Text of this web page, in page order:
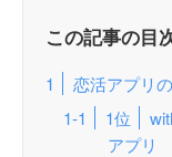
この記事の目
恋活アプリ
1位
アプリ